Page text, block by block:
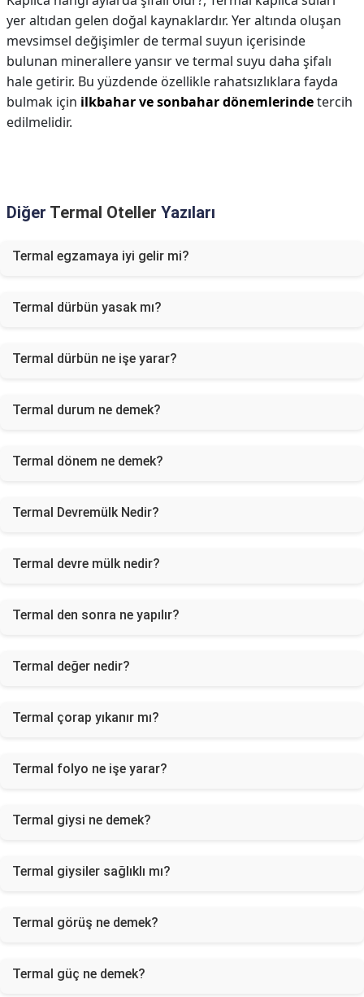
yer altıdan gelen doğal kaynaklardır. Yer altında oluşan
mevsimsel değişimler de termal suyun içerisinde
bulunan minerallere yansır ve termal suyu daha şifalı
hale getirir. Bu yüzdende özellikle rahatsızlıklara fayda
bulmak için ilkbahar ve sonbahar dönemlerindetercih
edilmelidir.
Diğer Termal Oteller Yazıları
Termal egzamaya iyi gelir mi?
Termal dürbün yasak mı?
Termal dürbün ne işe yarar?
Termal durum ne demek?
Termal dönem ne demek?
Termal Devremülk Nedir?
Termal devre mülk nedir?
Termal den sonra ne yapılır?
Termal değer nedir?
Termal çorap yıkanır mı?
Termal folyo ne işe yarar?
Termal giysi ne demek?
Termal giysiler sağlıklı mı?
Termal görüş ne demek?
Termal güç ne demek?